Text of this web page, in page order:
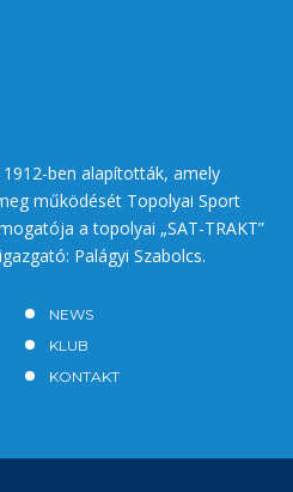
ben alapították, amely
működését Topolyai Sport
a topolyai „SAT-TRAKT”
Palágyi Szabolcs.
NEWS
KLUB
KONTAKT